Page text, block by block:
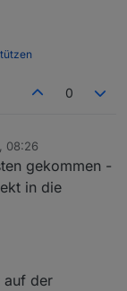
0
08:26
2018, 12:15
gekommen -
in die
auf der